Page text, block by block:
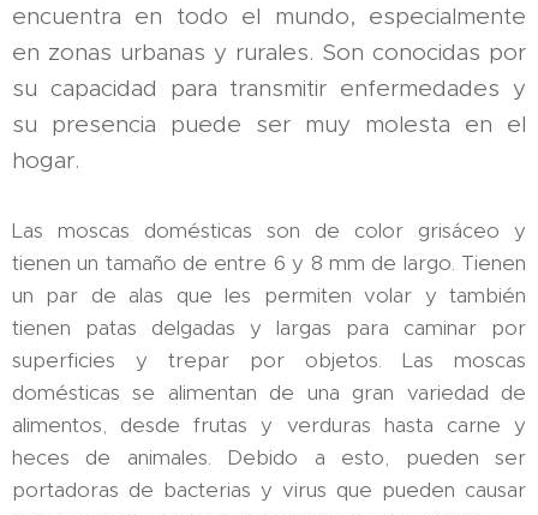
encuentra en todo el mundo, especialmente
en zonas urbanas y rurales. Son conocidas por
su capacidad para transmitir enfermedades y
su presencia puede ser muy molesta en el
hogar.
Las moscas domésticas son de color grisáceo y
tienen un tamaño de entre 6 y 8 mm de largo. Tienen
un par de alas que les permiten volar y también
tienen patas delgadas y largas para caminar por
superficies y trepar por objetos. Las moscas
domésticas se alimentan de una gran variedad de
alimentos, desde frutas y verduras hasta carne y
heces de animales. Debido a esto, pueden ser
portadoras de bacterias y virus que pueden causar